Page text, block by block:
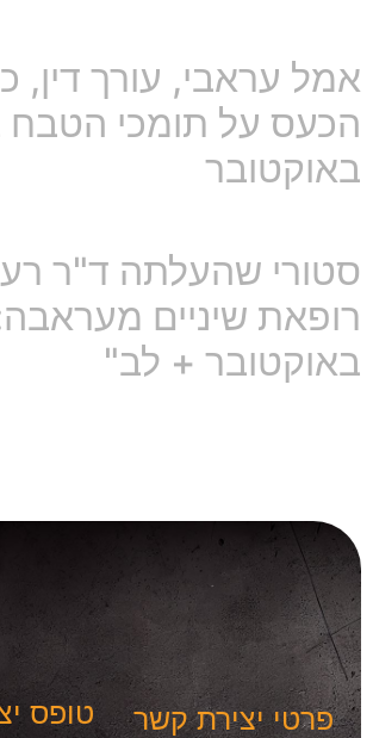
אמל עראבי, עורך דין,
הכעס על תומכי הטבח
באוקטובר
סטורי שהעלתה ד"ר
באוקטובר + לב"
פרטי יצירת קשר טופס